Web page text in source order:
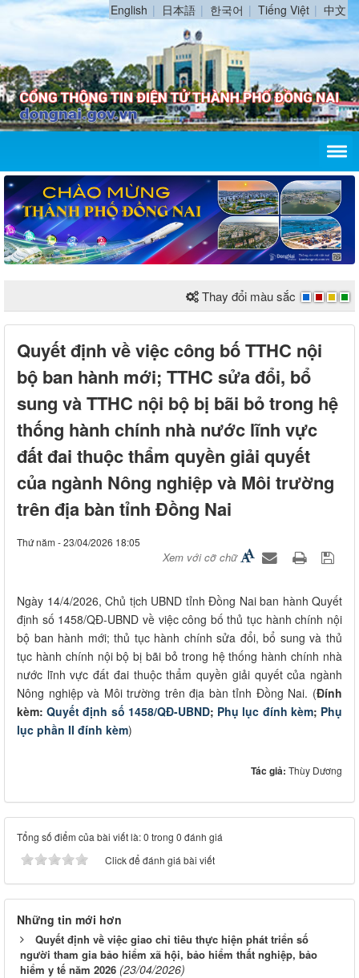
English 日本語 한국어 Tiếng Việt 中文
Thay đổi màu sắc
Quyết định về việc công bố TTHC nội
bộ ban hành mới; TTHC sửa đổi, bổ
sung và TTHC nội bộ bị bãi bỏ trong hệ
thống hành chính nhà nước lĩnh vực
đất đai thuộc thẩm quyền giải quyết
của ngành Nông nghiệp và Môi trường
trên địa bàn tỉnh Đồng Nai
Thứ năm - 23/04/2026 18:05
Xem với cỡ chữ
Ngày 14/4/2026, Chủ tịch UBND tỉnh Đồng Nai ban hành Quyết
định số 1458/QĐ-UBND về việc công bố thủ tục hành chính nội
bộ ban hành mới; thủ tục hành chính sửa đổi, bổ sung và thủ
tục hành chính nội bộ bị bãi bỏ trong hệ thống hành chính nhà
nước lĩnh vực đất đai thuộc thẩm quyền giải quyết của ngành
Nông nghiệp và Môi trường trên địa bàn tỉnh Đồng Nai. (Đính
kèm:Quyết định số 1458/QĐ-UBND; Phụ lục đính kèm; Phụ
lục phần II đính kèm)
Tác giả: Thùy Dương
Tổng số điểm của bài viết là: 0 trong 0 đánh giá
Click để đánh giá bài viết
Những tin mới hơn
Quyết định về việc giao chỉ tiêu thực hiện phát triển số
người tham gia bảo hiểm xã hội, bảo hiểm thất nghiệp, bảo
hiểm y tế năm 2026 (23/04/2026)